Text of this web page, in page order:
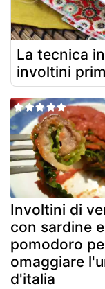
La tecnica
involtini
Involtini di
con sardine e
pomodoro
omaggiare
d'italia